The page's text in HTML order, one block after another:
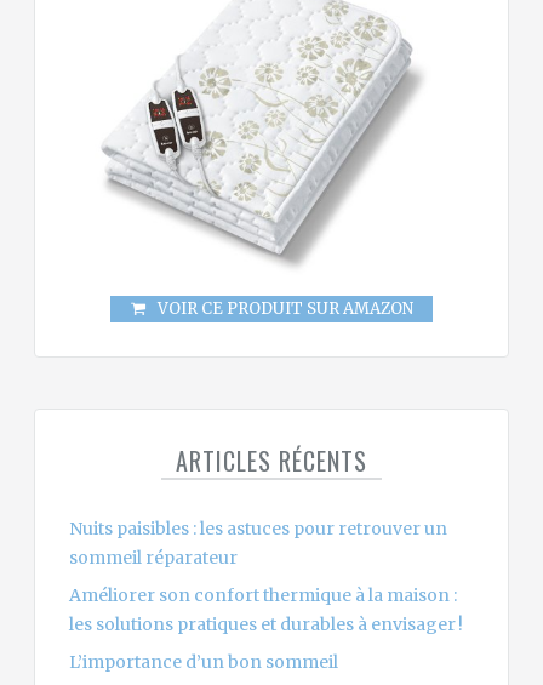
VOIR CE PRODUIT SUR AMAZON
ARTICLES RÉCENTS
Nuits paisibles : les astuces pour retrouver un
sommeil réparateur
Améliorer son confort thermique à la maison :
les solutions pratiques et durables à envisager !
L’importance d’un bon sommeil